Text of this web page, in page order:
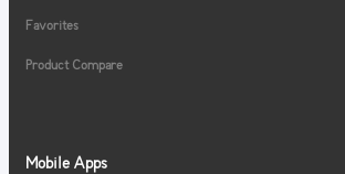
Favorites
Product Compare
Mobile Apps